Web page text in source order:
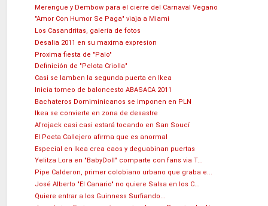
Merengue y Dembow para el cierre del Carnaval Vegano
"Amor Con Humor Se Paga" viaja a Miami
Los Casandritas, galería de fotos
Desalia 2011 en su maxima expresion
Proxima fiesta de "Palo"
Definición de "Pelota Criolla"
Casi se lamben la segunda puerta en Ikea
Inicia torneo de baloncesto ABASACA 2011
Bachateros Domiminicanos se imponen en PLN
Ikea se convierte en zona de desastre
Afrojack casi casi estará tocando en San Soucí
El Poeta Callejero afirma que es anormal
Especial en Ikea crea caos y deguabinan puertas
Yelitza Lora en "BabyDoll" comparte con fans via T...
Pipe Calderon, primer colobiano urbano que graba e...
José Alberto "El Canario" no quiere Salsa en los C...
Quiere entrar a los Guinness Surfiando...